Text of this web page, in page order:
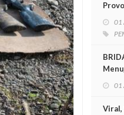
01
01
Viral,